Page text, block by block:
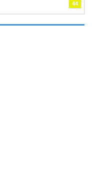
44